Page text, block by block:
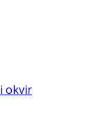
okvir